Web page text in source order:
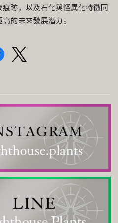
跡，以及石化與怪異化特徵同
的未來發展潛力。